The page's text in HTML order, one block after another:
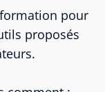
pour
proposés